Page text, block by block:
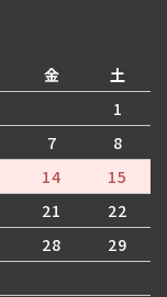
金
土
1
7
8
14
15
21
22
28
29